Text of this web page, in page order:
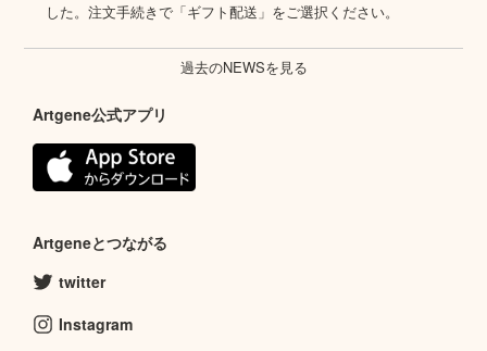
した。注文手続きで「ギフト配送」をご選択ください。
過去のNEWSを見る
Artgene公式アプリ
Artgeneとつながる
twitter
Instagram